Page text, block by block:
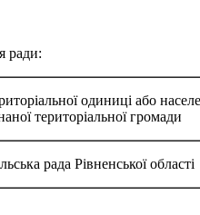
ради:
одиниці або
територіальної громади
рада Рівненської області